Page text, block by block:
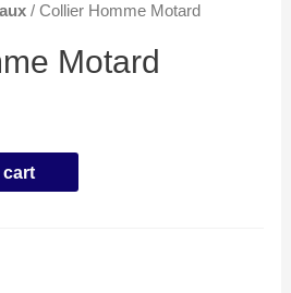
/ Collier Homme Motard
Motard